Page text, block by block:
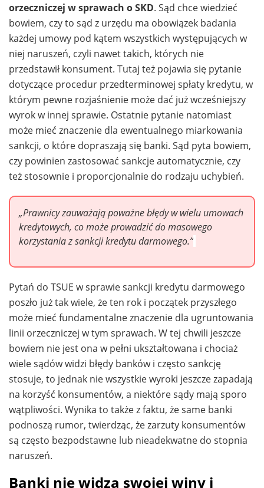
orzeczniczej w sprawach o SKD. Sąd chce wiedzieć
bowiem, czy to sąd z urzędu ma obowiązek badania
każdej umowy pod kątem wszystkich występujących w
niej naruszeń, czyli nawet takich, których nie
przedstawił konsument. Tutaj też pojawia się pytanie
dotyczące procedur przedterminowej spłaty kredytu, w
którym pewne rozjaśnienie może dać już wcześniejszy
wyrok w innej sprawie. Ostatnie pytanie natomiast
może mieć znaczenie dla ewentualnego miarkowania
sankcji, o które dopraszają się banki. Sąd pyta bowiem,
czy powinien zastosować sankcje automatycznie, czy
też stosownie i proporcjonalnie do rodzaju uchybień.
„Prawnicy zauważają poważne błędy w wielu umowach
kredytowych, co może prowadzić do masowego
korzystania z sankcji kredytu darmowego.”
Pytań do TSUE w sprawie sankcji kredytu darmowego
poszło już tak wiele, że ten rok i początek przyszłego
może mieć fundamentalne znaczenie dla ugruntowania
linii orzeczniczej w tym sprawach. W tej chwili jeszcze
bowiem nie jest ona w pełni ukształtowana i chociaż
wiele sądów widzi błędy banków i często sankcję
stosuje, to jednak nie wszystkie wyroki jeszcze zapadają
na korzyść konsumentów, a niektóre sądy mają sporo
wątpliwości. Wynika to także z faktu, że same banki
podnoszą rumor, twierdząc, że zarzuty konsumentów
są często bezpodstawne lub nieadekwatne do stopnia
naruszeń.
Banki nie widzą swojej winy i